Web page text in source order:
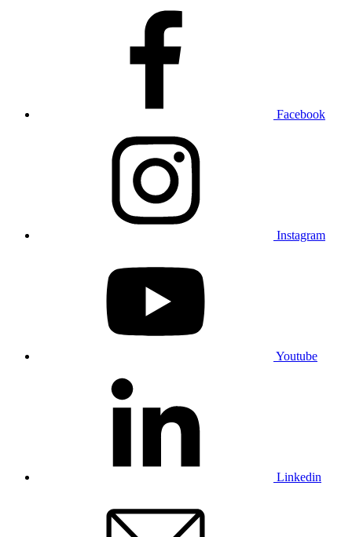
Facebook
Instagram
Youtube
Linkedin